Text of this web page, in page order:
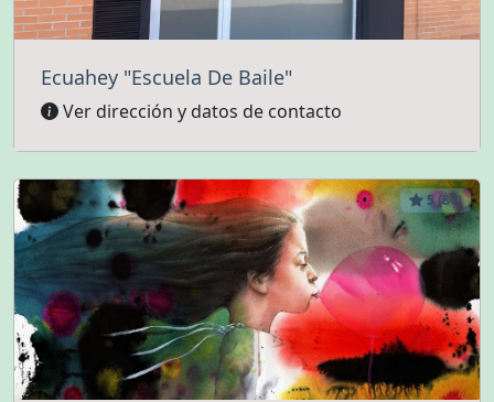
Ecuahey "Escuela De Baile"
Ver dirección y datos de contacto
5 (87)